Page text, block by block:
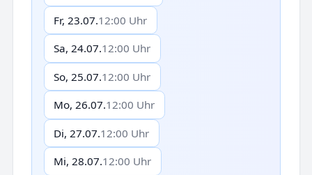
Fr, 23.07.12:00 Uhr
Sa, 24.07.12:00 Uhr
So, 25.07.12:00 Uhr
Mo, 26.07.12:00 Uhr
Di, 27.07.12:00 Uhr
Mi, 28.07.12:00 Uhr